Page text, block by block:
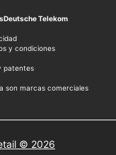
© 2026